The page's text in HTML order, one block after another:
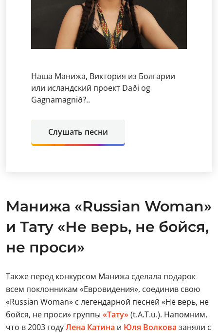
Наша Манижа, Виктория из Болгарии
или исландский проект Daði og
Gagnamagnið?..
Слушать песни
Манижа «Russian Woman»
и Тату «Не верь, не бойся,
не проси»
Также перед конкурсом Манижа сделала подарок
всем поклонникам «Евровидения», соединив свою
«Russian Woman» с легендарной песней «Не верь, не
бойся, не проси» группы «Тату»(t.A.T.u.). Напомним,
что в 2003 годуЛена Катина и Юля Волкова заняли с